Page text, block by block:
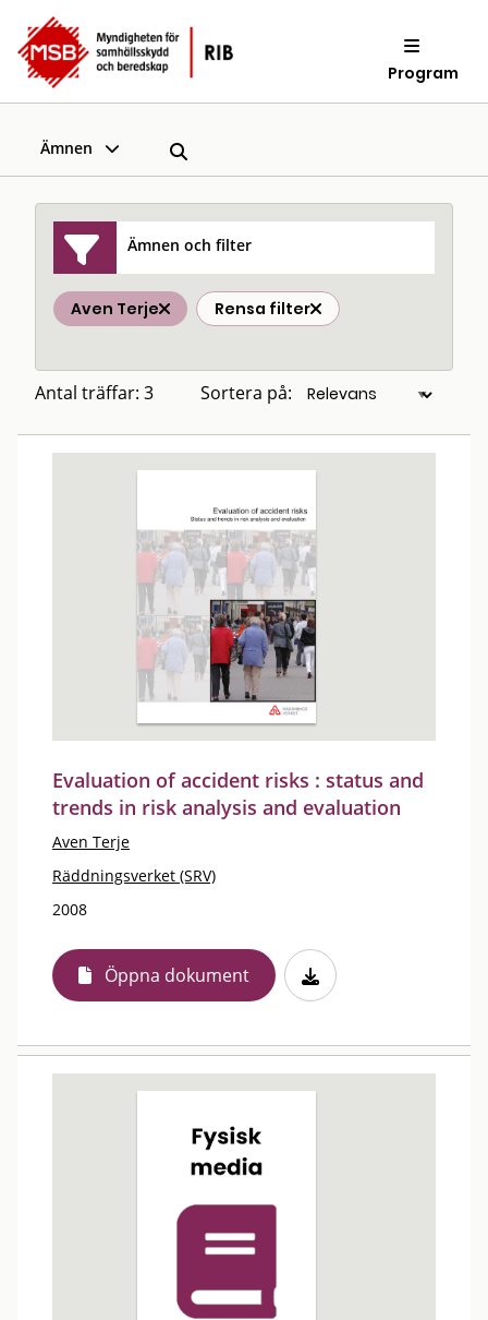
Program
Ämnen
Ämnen och filter
Aven Terje Rensa filter
Antal träffar: 3 Sortera på:
Evaluation of accident risks : status and
trends in risk analysis and evaluation
Aven Terje
Räddningsverket (SRV)
2008
Öppna dokument